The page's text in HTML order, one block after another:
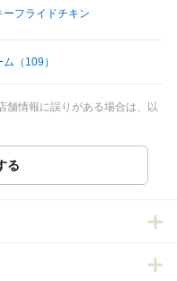
フライドチキン
ム （109）
情報に誤りがある場合は、以
る